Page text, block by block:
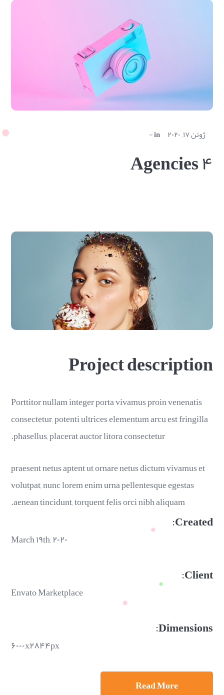
ژوئن ۱۷, ۲۰۲۰ in
Agencies ۴
Project description
Porttitor nullam integer porta vivamus proin venenatis
consectetur, potenti ultrices elementum arcu est fringilla
phasellus, placerat auctor litora consectetur.
praesent netus aptent ut ornare netus dictum vivamus et
volutpat, nunc lorem enim urna pellentesque egestas
aenean tincidunt, torquent felis orci nibh aliquam.
Created:
March ۱۹th, ۲۰۲۰
Client:
Envato Marketplace
Dimensions:
۶۰۰۰x۲۸۴۴px
Read More